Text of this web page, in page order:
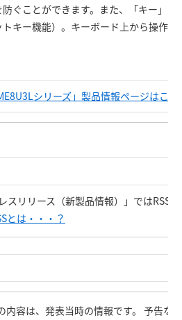
ぐことができます。また、「キー」
キー機能）。キーボード上から操作
シリーズ」製品情報ページはこち
スリリース（新製品情報）」ではRSS
とは・・・？
容は、発表当時の情報です。 予告な